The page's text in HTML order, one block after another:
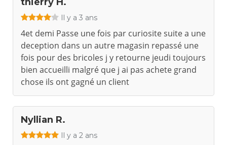
Il y a 3 ans
4et demi Passe une fois par curiosite suite a une
deception dans un autre magasin repassé une
fois pour des bricoles j y retourne jeudi toujours
bien accueilli malgré que j ai pas achete grand
chose ils ont gagné un client
Nyllian R.
Il y a 2 ans